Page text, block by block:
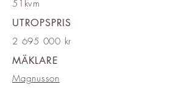
51kvm
UTROPSPRIS
2 695 000 kr
MÄKLARE
Magnusson